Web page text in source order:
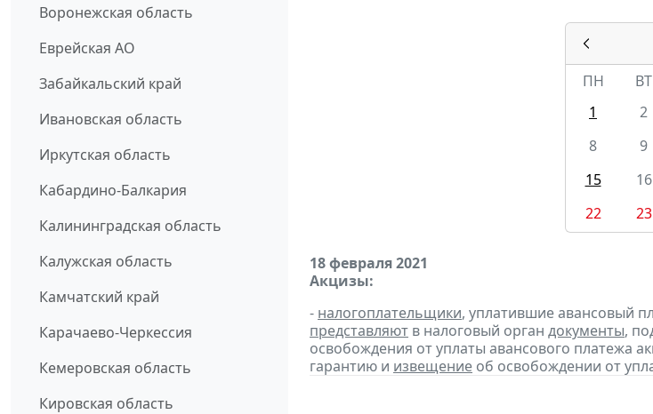
Воронежская область
Еврейская АО
Забайкальский край
Ивановская область
Иркутская область
Кабардино-Балкария
Калининградская область
Калужская область
Камчатский край
Карачаево-Черкессия
Кемеровская область
Кировская область
ПН
ВТ
1
2
8
9
15
16
22
23
18 февраля 2021
Акцизы:
- налогоплательщики, уплатившие авансовый
представляют в налоговый орган документы,
освобождения от уплаты авансового платежа
гарантию и извещение об освобождении от